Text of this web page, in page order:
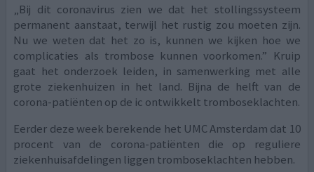
„Bij dit coronavirus zien we dat het stollingssysteem
permanent aanstaat, terwijl het rustig zou moeten zijn.
Nu we weten dat het zo is, kunnen we kijken hoe we
complicaties als trombose kunnen voorkomen.” Kruip
gaat het onderzoek leiden, in samenwerking met alle
grote ziekenhuizen in het land. Bijna de helft van de
corona-patiënten op de ic ontwikkelt tromboseklachten.
Eerder deze week berekende het UMC Amsterdam dat 10
procent van de corona-patiënten die op reguliere
ziekenhuisafdelingen liggen tromboseklachten hebben.